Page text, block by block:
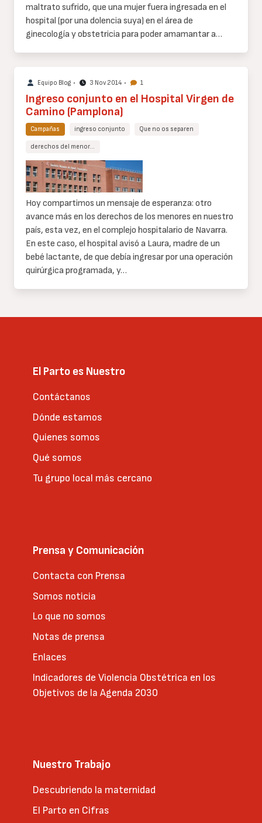
maltrato sufrido, que una mujer fuera ingresada en el
hospital (por una dolencia suya) en el área de
ginecología y obstetricia para poder amamantar a…
Equipo Blog • 3 Nov 2014 • 1
Ingreso conjunto en el Hospital Virgen de
Camino (Pamplona)
Campañas ingreso conjunto Que no os separen
derechos del menor…
Cuerpo
de
texto
Hoy compartimos un mensaje de esperanza: otro
avance más en los derechos de los menores en nuestro
país, esta vez, en el complejo hospitalario de Navarra.
En este caso, el hospital avisó a Laura, madre de un
bebé lactante, de que debía ingresar por una operación
quirúrgica programada, y…
El Parto es Nuestro
Contáctanos
Dónde estamos
Quienes somos
Qué somos
Tu grupo local más cercano
Prensa y Comunicación
Contacta con Prensa
Somos noticia
Lo que no somos
Notas de prensa
Enlaces
Indicadores de Violencia Obstétrica en los
Objetivos de la Agenda 2030
Nuestro Trabajo
Descubriendo la maternidad
El Parto en Cifras